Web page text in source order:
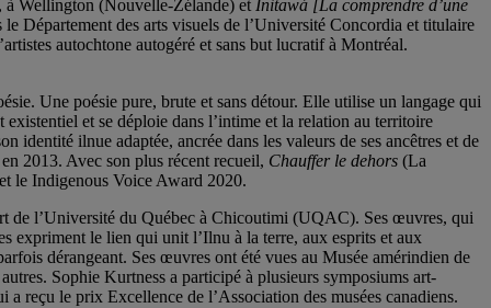
à Wellington (Nouvelle-Zélande) et Initawá [La comprendre d’une
Département des arts visuels de l’Université Concordia et titulaire
autochtone autogéré et sans but lucratif à Montréal.
Une poésie pure, brute et sans détour. Elle utilise un langage qui
et se déploie dans l’intime et la relation au territoire
ilnue adaptée, ancrée dans les valeurs de ses ancêtres et de
2013. Avec son plus récent recueil, Chauffer le dehors (La
le Indigenous Voice Award 2020.
de l’Université du Québec à Chicoutimi (UQAC). Ses œuvres, qui
expriment le lien qui unit l’Ilnu à la terre, aux esprits et aux
dérangeant. Ses œuvres ont été vues au Musée amérindien de
Sophie Kurtness a participé à plusieurs symposiums art-
reçu le prix Excellence de l’Association des musées canadiens.